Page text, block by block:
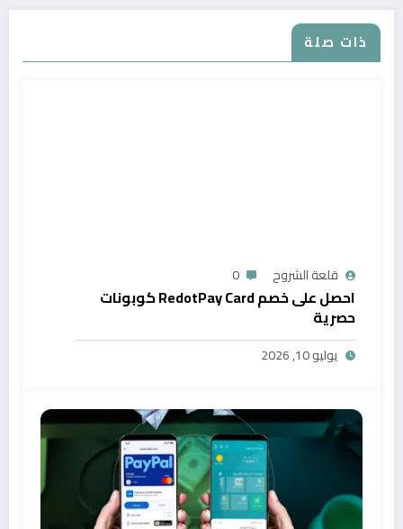
ذات صلة
قلعة الشروح 0
احصل على خصم RedotPay Card كوبونات
حصرية
يوليو 10, 2026